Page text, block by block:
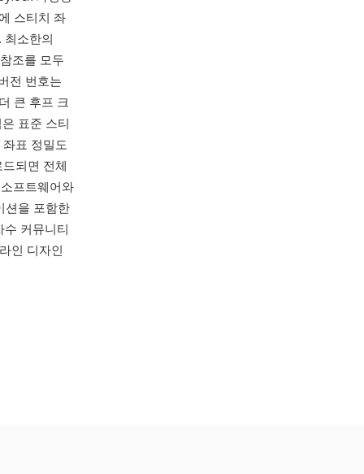
스티치 좌
최소한의
조를 모두
전 번호는
큰 후프 크
표준 스티
표 정밀도
되면 전체
프트웨어와
션을 포함한
수 커뮤니티
인 디자인